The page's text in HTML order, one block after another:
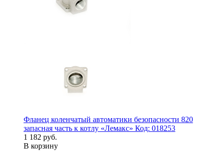
Фланец коленчатый автоматики безопасности 820
запасная часть к котлу «Лемакс» Код: 018253
1 182 руб.
В корзину